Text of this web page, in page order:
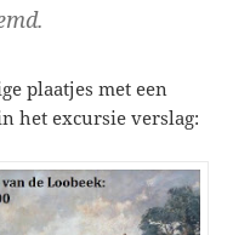
plaatjes met een
het excursie verslag: